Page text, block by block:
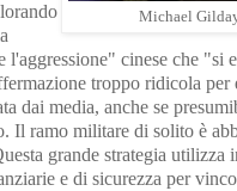
Michael
l'aggressione" cinese che "si
troppo ridicola per
dai media, anche se
Il ramo militare di solito è
grande strategia utilizza
e di sicurezza per